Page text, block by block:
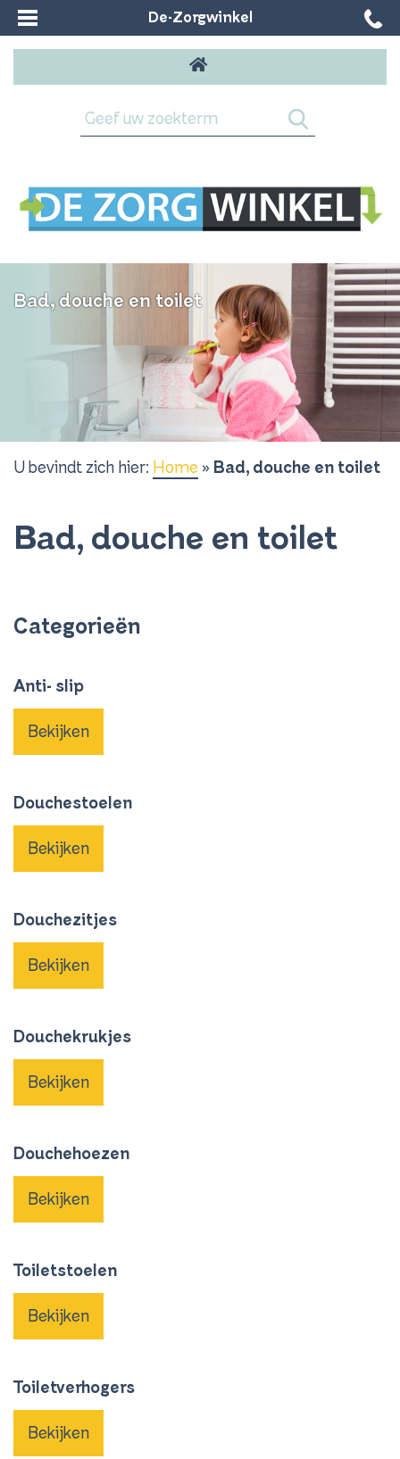
De-Zorgwinkel
Bad, douche en toilet
U bevindt zich hier: Home » Bad, douche en toilet
Bad, douche en toilet
Categorieën
Anti- slip
Bekijken
Douchestoelen
Bekijken
Douchezitjes
Bekijken
Douchekrukjes
Bekijken
Douchehoezen
Bekijken
Toiletstoelen
Bekijken
Toiletverhogers
Bekijken